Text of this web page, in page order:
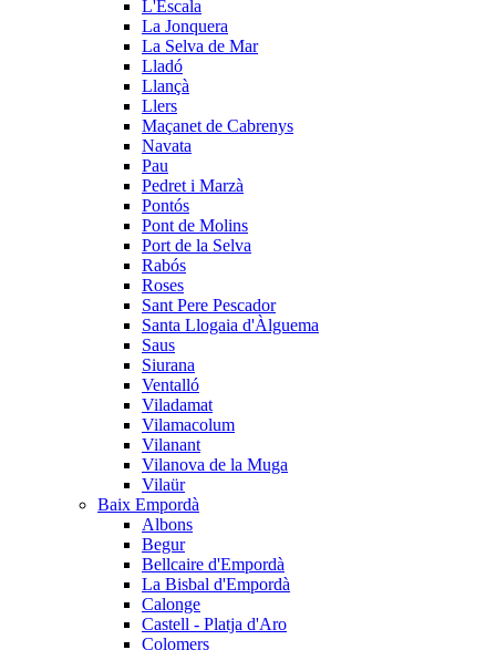
L'Escala
La Jonquera
La Selva de Mar
Lladó
Llançà
Llers
Maçanet de Cabrenys
Navata
Pau
Pedret i Marzà
Pontós
Pont de Molins
Port de la Selva
Rabós
Roses
Sant Pere Pescador
Santa Llogaia d'Àlguema
Saus
Siurana
Ventalló
Viladamat
Vilamacolum
Vilanant
Vilanova de la Muga
Vilaür
Baix Empordà
Albons
Begur
Bellcaire d'Empordà
La Bisbal d'Empordà
Calonge
Castell - Platja d'Aro
Colomers